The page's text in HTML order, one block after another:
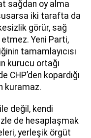
sağdan oy alma
iki tarafta da
görür, sağ
Yeni Parti,
tamamlayıcısı
kurucu ortağı
kopardığı
kuramaz.
değil, kendi
de hesaplaşmak
yerleşik örgüt